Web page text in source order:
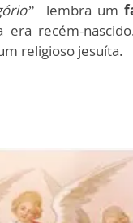
lembra um
era recém-
religioso jesuíta.